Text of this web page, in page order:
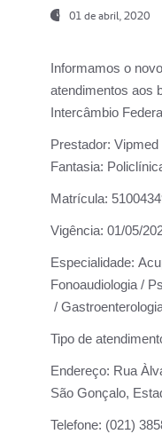
01 de abril, 2020
Informamos o
atendimentos aos
Intercâmbio
Prestador: Vipmed
Fantasia:
Matrícula:
Vigência: 01/05/
Especialidade:
Fonoaudiologia /
/
Tipo de
Endereço: Rua
São Gonçalo,
Telefone: (021)